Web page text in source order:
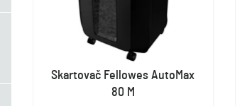
Skartovač Fellowes AutoMax
80 M